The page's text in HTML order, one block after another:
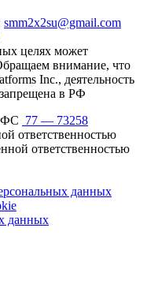
smm2x2su@gmail.com
целях может
внимание, что
Inc., деятельность
в РФ
ФС 77 — 73258
ответственностью
ответственностью
данных
данных